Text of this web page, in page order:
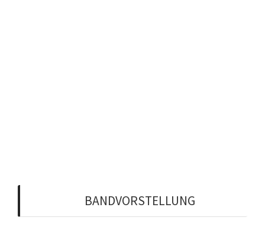
BANDVORSTELLUNG